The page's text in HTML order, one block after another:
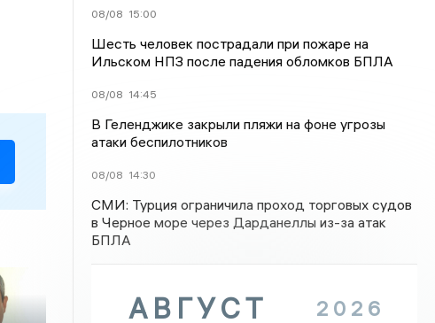
08/08 15:00
Шесть человек пострадали при пожаре на
Ильском НПЗ после падения обломков БПЛА
08/08 14:45
В Геленджике закрыли пляжи на фоне угрозы
атаки беспилотников
08/08 14:30
СМИ: Турция ограничила проход торговых судов
в Черное море через Дарданеллы из-за атак
БПЛА
АВГУСТ 2026